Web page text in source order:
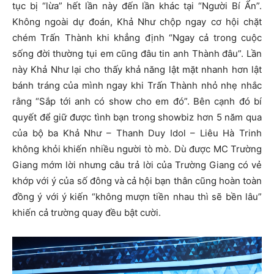
tục bị “lừa” hết lần này đến lần khác tại “Người Bí Ẩn”.
Không ngoài dự đoán, Khả Như chộp ngay cơ hội chặt
chém Trấn Thành khi khẳng định “Ngay cả trong cuộc
sống đời thường tụi em cũng đâu tin anh Thành đâu”. Lần
này Khả Như lại cho thấy khả năng lật mặt nhanh hơn lật
bánh tráng của mình ngay khi Trấn Thành nhỏ nhẹ nhắc
rằng “Sắp tới anh có show cho em đó”. Bên cạnh đó bí
quyết để giữ được tình bạn trong showbiz hơn 5 năm qua
của bộ ba Khả Như – Thanh Duy Idol – Liêu Hà Trinh
không khỏi khiến nhiều người tò mò. Dù được MC Trường
Giang mớm lời nhưng câu trả lời của Trường Giang có vẻ
khớp với ý của số đông và cả hội bạn thân cũng hoàn toàn
đồng ý với ý kiến “không mượn tiền nhau thì sẽ bền lâu”
khiến cả trường quay đều bật cười.